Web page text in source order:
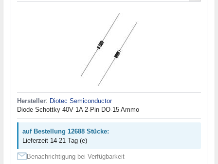
Hersteller: Diotec Semiconductor
Diode Schottky 40V 1A 2-Pin DO-15 Ammo
auf Bestellung 12688 Stücke:
Lieferzeit 14-21 Tag (e)
Benachrichtigung bei Verfügbarkeit